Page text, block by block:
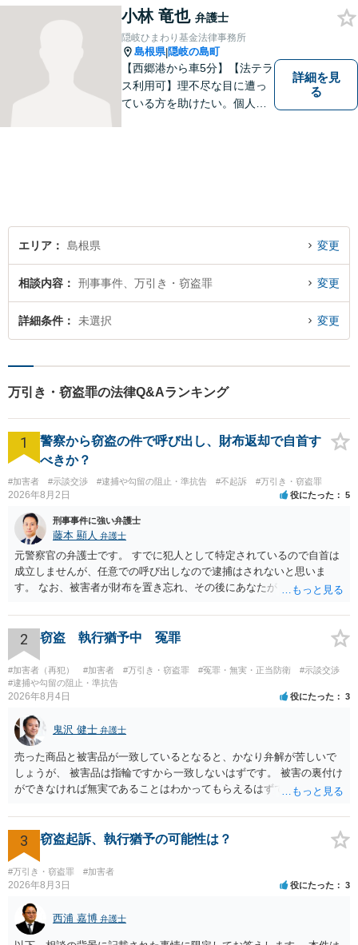
ひとりの心に寄り添ったサポ
ートを心がけております。ま
ずはお気軽にご相談くださ
い。
小林 竜也 弁護士
隠岐ひまわり基金法律事務所
島根県|隠岐の島町
【西郷港から車5分】【法テラ
ス利用可】理不尽な目に遭っ
ている方を助けたい。個人・
詳細を見
る
エリア 島根県 変更
相談内容 刑事事件、万引き・窃盗罪 変更
詳細条件 未選択 変更
万引き・窃盗罪の法律Q&Aランキング
1
警察から窃盗の件で呼び出し、財布返却で自首す
べきか？
#加害者 #示談交渉 #逮捕や勾留の阻止・準抗告 #不起訴 #万引き・窃盗罪
2026年8月2日 役にたった 5
刑事事件に強い弁護士
藤本 顯人 弁護士
元警察官の弁護士です。 すでに犯人として特定されているので自首は
成立しませんが、任意での呼び出しなので逮捕はされないと思いま
す。 なお、被害者が財布を置き忘れ、その後にあなたがトイレに入
と言い逃れはかなり厳しいものと思います。
2 窃盗 執行猶予中 冤罪
#加害者（再犯） #加害者 #万引き・窃盗罪 #冤罪・無実・正当防衛
#示談交渉
#逮捕や勾留の阻止・準抗告
2026年8月4日 役にたった 3
鬼沢 健士 弁護士
売った商品と被害品が一致しているとなると、かなり弁解が苦しいで
しょうが、 被害品は指輪ですから一致しないはずです。 被害の裏付け
ができなければ無実であることはわかってもらえるはずです。
3 窃盗起訴、執行猶予の可能性は？
#万引き・窃盗罪 #加害者
2026年8月3日 役にたった 3
西浦 嘉博 弁護士